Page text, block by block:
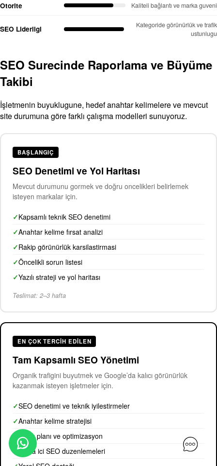
Otorite Kaliteli bağlantı ve marka guveni
SEO Liderligi
Kategoride görünürlük ve trafik
ustunlugu
SEO Surecinde Raporlama ve Büyüme
Takibi
İşletmenin buyuklugune, hedef anahtar kelimelere ve mevcut
site durumuna göre farklı çalışma modelleri sunuyoruz.
BAŞLANGIÇ
SEO Denetimi ve Yol Haritası
Mevcut durumunu gormek ve doğru oncelikleri belirlemek
isteyen markalar için.
Kapsamlı teknik SEO denetimi
Anahtar kelime fırsat analizi
Rakip görünürlük karsilastirmasi
Öncelikli sorun listesi
Yazılı strateji ve yol haritası
Teslimat: 2–3 hafta
EN ÇOK TERCIH EDILEN
Tam Kapsamlı SEO Yönetimi
Organik trafigini buyutmek ve Google’da kalıcı görünürlük
kazanmak isteyen işletmeler için.
SEO denetimi ve teknik iyilestirmeler
Anahtar kelime stratejisi
İçerik planı ve optimizasyon
Sayfa ici SEO duzenlemeleri